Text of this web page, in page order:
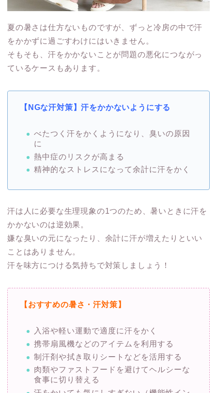
夏の暑さは仕方ないものですが、ずっと冷房の中で汗
をかかずに過ごすわけにはいきません。
そもそも、汗をかかないことが問題の悪化につながっ
ているケースもあります。
【NGな汗対策】汗をかかないようにする
べたつく汗をかくようになり、臭いの原因
に
熱中症のリスクが高まる
精神的なストレスになって余計に汗をかく
汗は人に必要な生理現象の1つのため、暑いときに汗を
かかないのは逆効果。
嫌な臭いの元になったり、余計に汗が増えたりといい
ことはありません。
汗を味方につける気持ちで対策しましょう！
【おすすめの暑さ・汗対策】
入浴や軽い運動で適度に汗をかく
携帯扇風機などのアイテムを利用する
制汗剤や拭き取りシートなどを活用する
肉類やファストフードを避けてヘルシーな
食事に切り替える